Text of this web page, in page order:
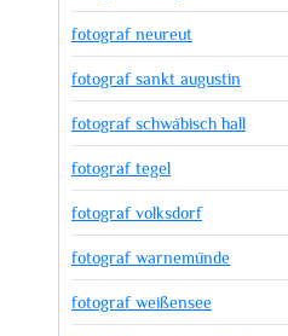
fotograf neureut
fotograf sankt augustin
fotograf schwäbisch hall
fotograf tegel
fotograf volksdorf
fotograf warnemünde
fotograf weißensee